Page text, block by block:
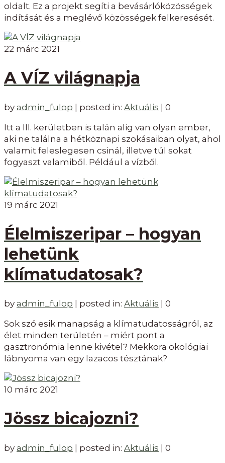
oldalt. Ez a projekt segíti a bevásárlóközösségek
indítását és a meglévő közösségek felkeresését.
22 márc 2021
A VÍZ világnapja
by admin_fulop | posted in: Aktuális | 0
Itt a III. kerületben is talán alig van olyan ember,
aki ne találna a hétköznapi szokásaiban olyat, ahol
valamit feleslegesen csinál, illetve túl sokat
fogyaszt valamiből. Például a vízből.
19 márc 2021
Élelmiszeripar – hogyan
lehetünk
klímatudatosak?
by admin_fulop | posted in: Aktuális | 0
Sok szó esik manapság a klímatudatosságról, az
élet minden területén – miért pont a
gasztronómia lenne kivétel? Mekkora ökológiai
lábnyoma van egy lazacos tésztának?
10 márc 2021
Jössz bicajozni?
by admin_fulop | posted in: Aktuális | 0